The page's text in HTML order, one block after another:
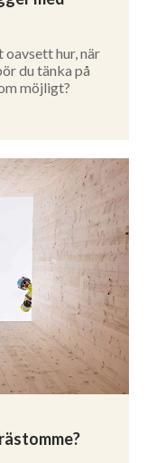
hur, när
du tänka på
möjligt?